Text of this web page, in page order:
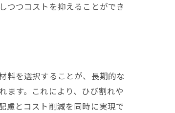
つつコストを抑えることができ
料を選択することが、長期的な
ます。これにより、ひび割れや
慮とコスト削減を同時に実現で